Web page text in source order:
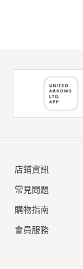
店鋪資訊
常見問題
購物指南
會員服務